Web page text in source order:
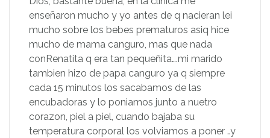
enseñaron mucho y yo antes de q nacieran lei
mucho sobre los bebes prematuros asiq hice
mucho de mama canguro, mas que nada
conRenatita q era tan pequeñita….mi marido
tambien hizo de papa canguro ya q siempre
cada 15 minutos los sacabamos de las
encubadoras y lo poniamos junto a nuetro
corazon, piel a piel, cuando bajaba su
temperatura corporal los volviamos a poner ..y